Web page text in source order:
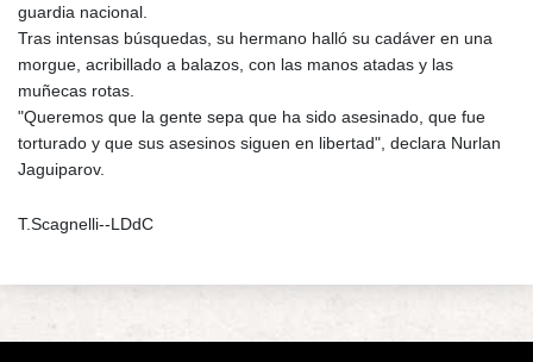
guardia nacional.
Tras intensas búsquedas, su hermano halló su cadáver en una
morgue, acribillado a balazos, con las manos atadas y las
muñecas rotas.
"Queremos que la gente sepa que ha sido asesinado, que fue
torturado y que sus asesinos siguen en libertad", declara Nurlan
Jaguiparov.
T.Scagnelli--LDdC